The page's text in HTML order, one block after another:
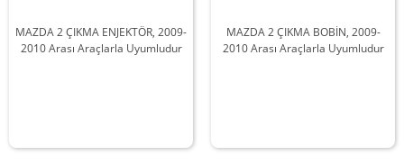
MAZDA 2 ÇIKMA ENJEKTÖR, 2009-
2010 Arası Araçlarla Uyumludur
MAZDA 2 ÇIKMA BOBİN, 2009-
2010 Arası Araçlarla Uyumludur